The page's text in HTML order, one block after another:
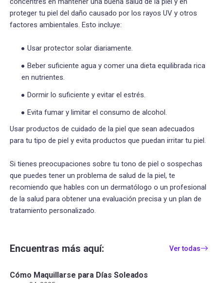
proteger tu piel del daño causado por los rayos UV y otros
factores ambientales. Esto incluye:
Usar protector solar diariamente.
Beber suficiente agua y comer una dieta equilibrada rica
en nutrientes.
Dormir lo suficiente y evitar el estrés.
Evita fumar y limitar el consumo de alcohol.
Usar productos de cuidado de la piel que sean adecuados
para tu tipo de piel y evita productos que puedan irritar tu piel.
Si tienes preocupaciones sobre tu tono de piel o sospechas
que puedes tener un problema de salud de la piel, te
recomiendo que hables con un dermatólogo o un profesional
de la salud para obtener una evaluación precisa y un plan de
tratamiento personalizado.
Encuentras más aquí: Ver todas
Cómo Maquillarse para Días Soleados